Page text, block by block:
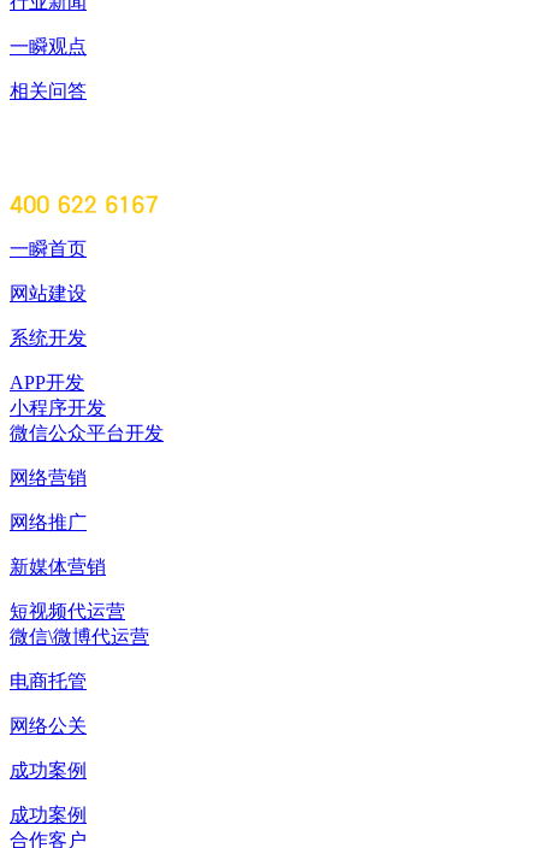
一瞬观点
相关问答
一瞬首页
网站建设
系统开发
APP开发
小程序开发
微信公众平台开发
网络营销
网络推广
新媒体营销
短视频代运营
微信\微博代运营
电商托管
网络公关
成功案例
成功案例
合作客户